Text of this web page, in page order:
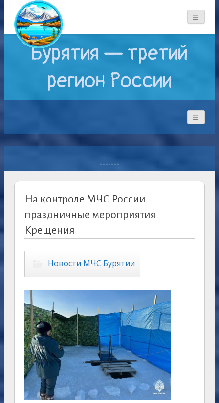
Бурятия — третий
регион России
-------
На контроле МЧС России
праздничные мероприятия
Крещения
Новости МЧС Бурятии